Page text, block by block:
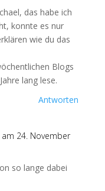
das habe ich
konnte es nur
wie du das
Blogs
lang lese.
Antworten
am 24. November
so lange dabei